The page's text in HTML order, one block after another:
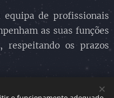
de profissionais
as suas funções
os prazos